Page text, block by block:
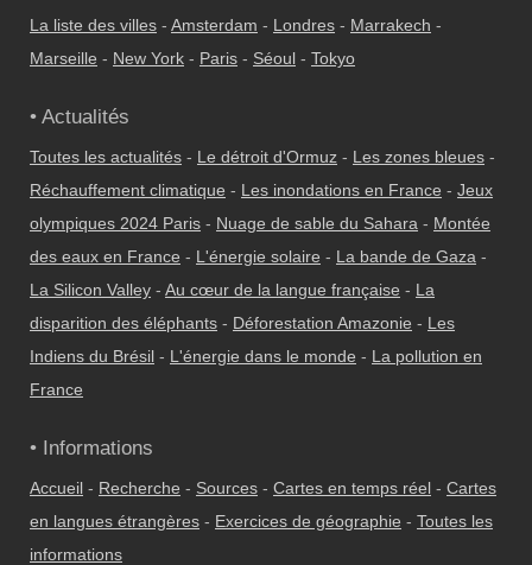
La liste des villes - Amsterdam - Londres - Marrakech -
Marseille - New York - Paris - Séoul - Tokyo
• Actualités
Toutes les actualités - Le détroit d'Ormuz - Les zones bleues -
Réchauffement climatique - Les inondations en France - Jeux
olympiques 2024 Paris - Nuage de sable du Sahara - Montée
des eaux en France - L'énergie solaire - La bande de Gaza -
La Silicon Valley - Au cœur de la langue française - La
disparition des éléphants - Déforestation Amazonie - Les
Indiens du Brésil - L'énergie dans le monde - La pollution en
France
• Informations
Accueil - Recherche - Sources - Cartes en temps réel - Cartes
en langues étrangères - Exercices de géographie - Toutes les
informations